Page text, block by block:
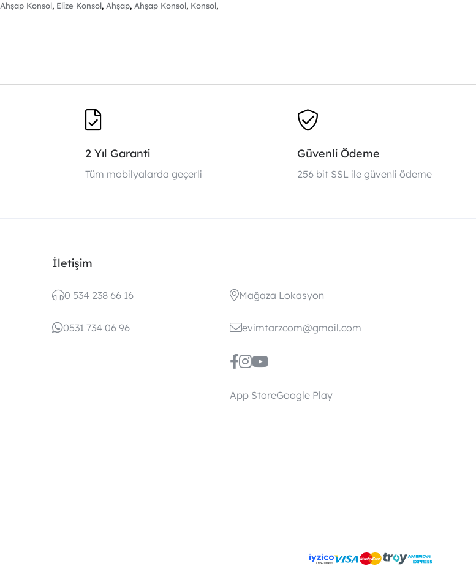
Konsol, Elize Konsol, Ahşap, Ahşap Konsol, Konsol,
2 Yıl Garanti
Tüm mobilyalarda geçerli
Güvenli Ödeme
256 bit SSL ile güvenli ödeme
İletişim
0 534 238 66 16
0531 734 06 96
Mağaza Lokasyon
evimtarzcom@gmail.com
App StoreGoogle Play